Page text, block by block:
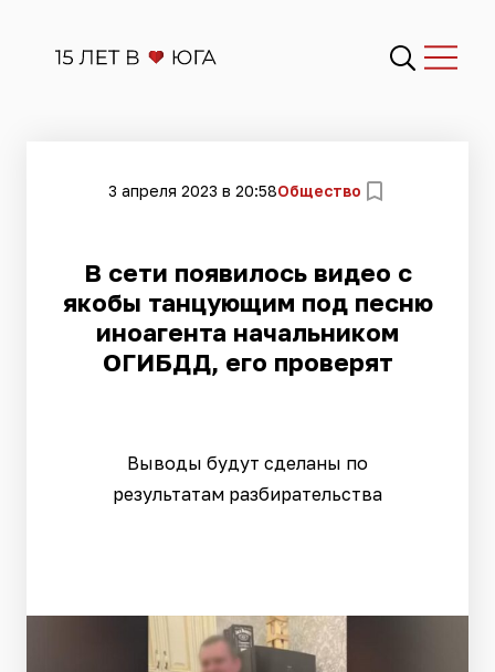
3 апреля 2023 в 20:58Общество
В сети появилось видео с
якобы танцующим под песню
иноагента начальником
ОГИБДД, его проверят
Выводы будут сделаны по
результатам разбирательства